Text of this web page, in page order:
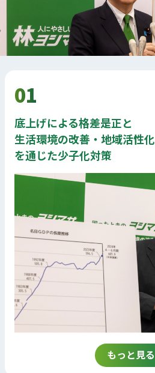
01
底上げによる格差是正と
生活環境の改善・地域活性化
を通じた少子化対策
もっと見る